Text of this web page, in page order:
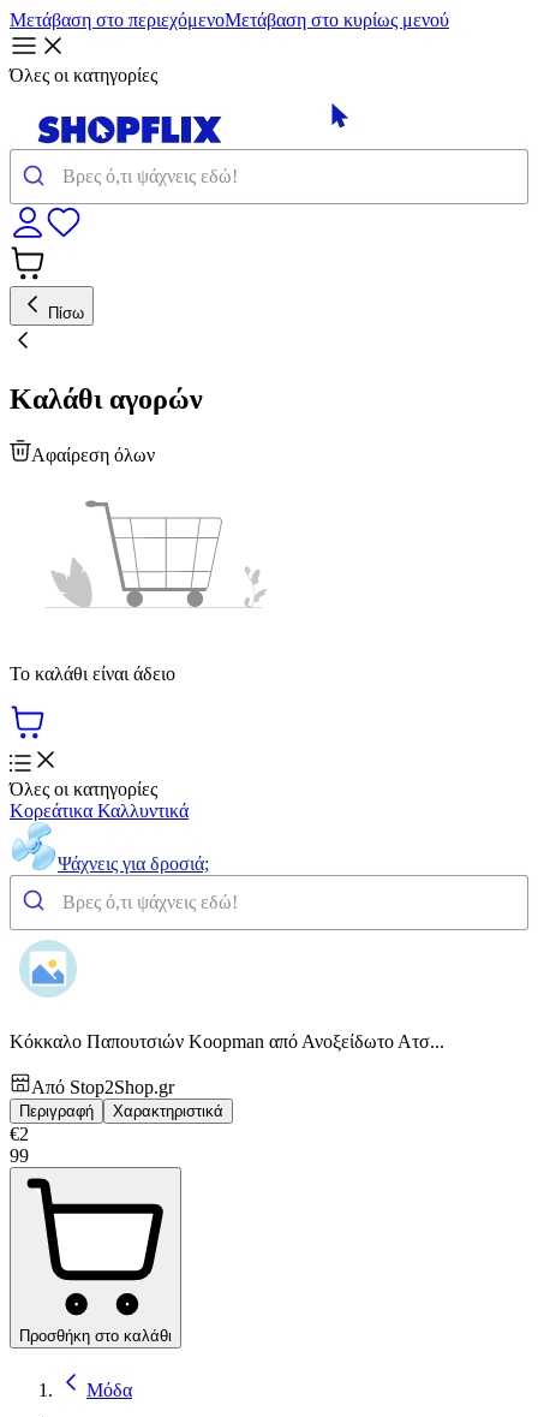
Μετάβαση στο περιεχόμενοΜετάβαση στο κυρίως μενού
Όλες οι κατηγορίες
Πίσω
Καλάθι αγορών
Αφαίρεση όλων
Το καλάθι είναι άδειο
Όλες οι κατηγορίες
Κορεάτικα Καλλυντικά
Ψάχνεις για δροσιά;
Κόκκαλο Παπουτσιών Koopman από Ανοξείδωτο Ατσ...
Από Stop2Shop.gr
Περιγραφή Χαρακτηριστικά
€2
99
Προσθήκη στο καλάθι
Μόδα